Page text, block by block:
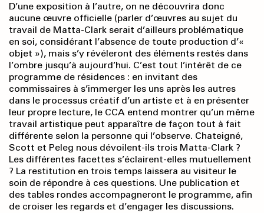
D’une exposition à l’autre, on ne découvrira donc
aucune œuvre officielle (parler d’œuvres au sujet du
travail de Matta-Clark serait d’ailleurs problématique
en soi, considérant l’absence de toute production d’«
objet »), mais s’y révéleront des éléments restés dans
l’ombre jusqu’à aujourd’hui. C’est tout l’intérêt de ce
programme de résidences : en invitant des
commissaires à s’immerger les uns après les autres
dans le processus créatif d’un artiste et à en présenter
leur propre lecture, le CCA entend montrer qu’un même
travail artistique peut apparaître de façon tout à fait
différente selon la personne qui l’observe. Chateigné,
Scott et Peleg nous dévoilent-ils trois Matta-Clark ?
Les différentes facettes s’éclairent-elles mutuellement
? La restitution en trois temps laissera au visiteur le
soin de répondre à ces questions. Une publication et
des tables rondes accompagneront le programme, afin
de croiser les regards et d’engager les discussions.